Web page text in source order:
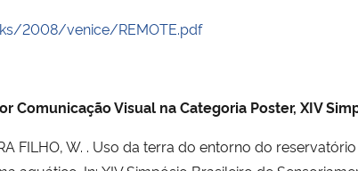
2008/venice/REMOTE.pdf
Comunicação Visual na Categoria Poster, XIV
FILHO, W. . Uso da terra do entorno do